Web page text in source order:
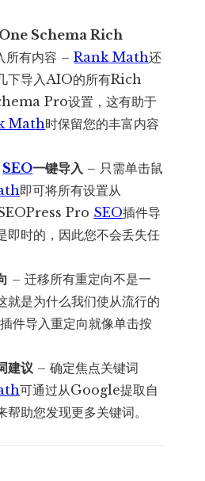
Schema Rich
所有内容 –Rank Math还
下导入AIO的所有Rich
Pro设置，这有助于
Math时保留您的丰富内容
SEO一键导入 – 只需单击鼠
即可将所有设置从
Pro SEO插件导
即时的，因此您不会丢失任
– 迁移所有重定向不是一
就是为什么我们使从流行的
导入重定向就像单击按
建议 – 确定焦点关键词
可通过从Google提取自
帮助您发现更多关键词。